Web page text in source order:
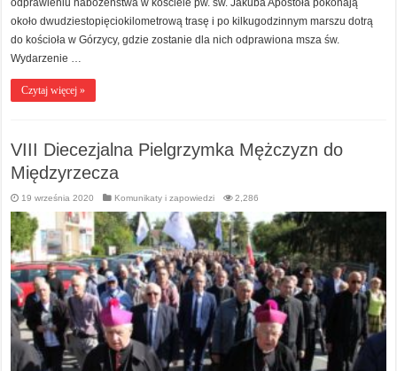
około dwudziestopięciokilometrową trasę i po kilkugodzinnym marszu dotrą
do kościoła w Górzycy, gdzie zostanie dla nich odprawiona msza św.
Wydarzenie …
Czytaj więcej »
VIII Diecezjalna Pielgrzymka Mężczyzn do
Międzyrzecza
19 września 2020 Komunikaty i zapowiedzi 2,286